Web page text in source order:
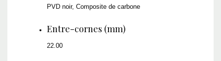
PVD noir, Composite de carbone
Entre-cornes (mm)
22.00